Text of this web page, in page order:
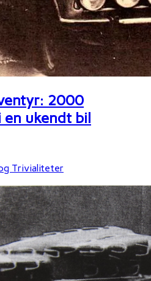
2000
en ukendt bil
Trivialiteter